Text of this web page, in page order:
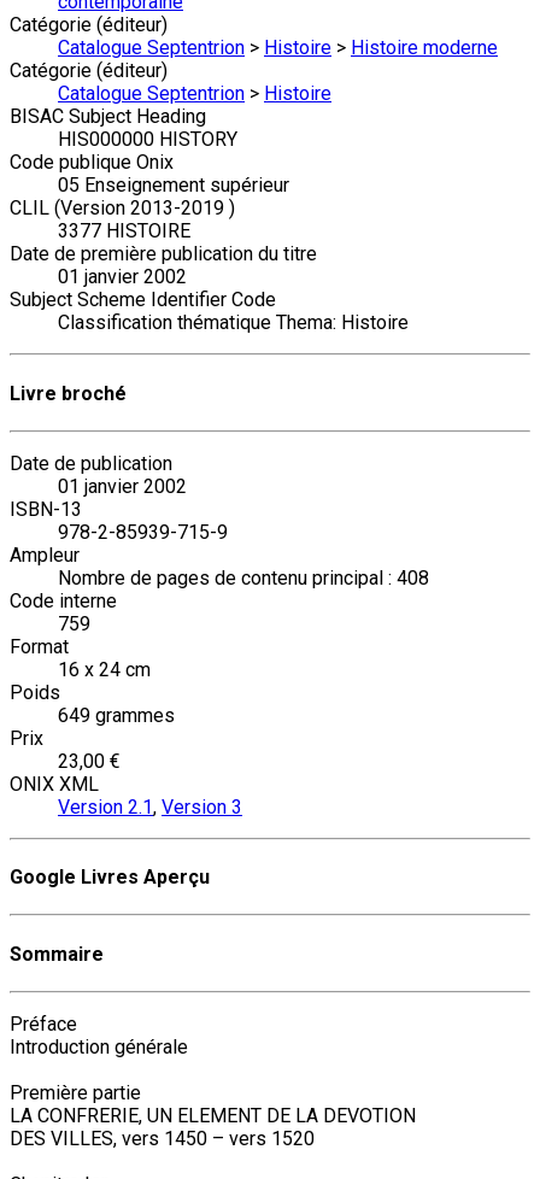
Catégorie (éditeur)
Catalogue Septentrion > Histoire > Histoire moderne
Catégorie (éditeur)
Catalogue Septentrion > Histoire
BISAC Subject Heading
HIS000000 HISTORY
Code publique Onix
05 Enseignement supérieur
CLIL (Version 2013-2019 )
3377 HISTOIRE
Date de première publication du titre
01 janvier 2002
Subject Scheme Identifier Code
Classification thématique Thema: Histoire
Livre broché
Date de publication
01 janvier 2002
ISBN-13
978-2-85939-715-9
Ampleur
Nombre de pages de contenu principal : 408
Code interne
759
Format
16 x 24 cm
Poids
649 grammes
Prix
23,00 €
ONIX XML
Version 2.1, Version 3
Google Livres Aperçu
Sommaire
Préface
Introduction générale
Première partie
LA CONFRERIE, UN ELEMENT DE LA DEVOTION
DES VILLES, vers 1450 – vers 1520